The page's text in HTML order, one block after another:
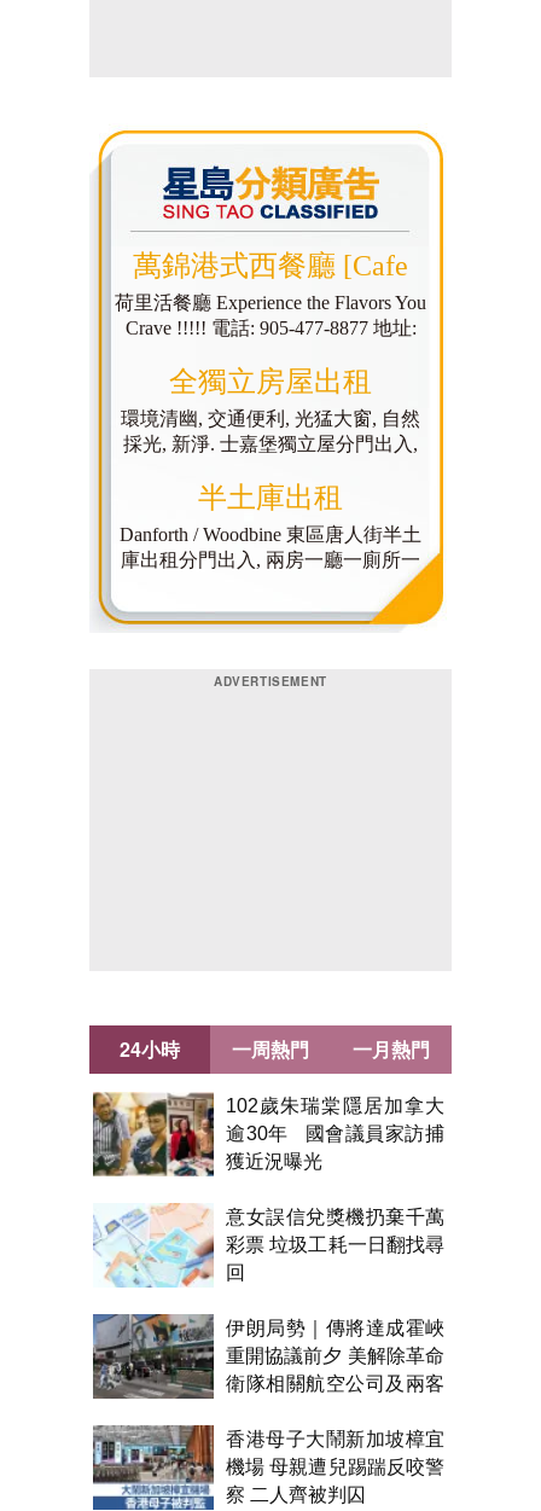
24小時
102歲朱瑞棠隱居加拿大
逾30年 國會議員家訪捕
獲近況曝光
意女誤信兌獎機扔棄千萬
彩票 垃圾工耗一日翻找尋
回
伊朗局勢｜傳將達成霍峽
重開協議前夕 美解除革命
衛隊相關航空公司及兩客
香港母子大鬧新加坡樟宜
機場 母親遭兒踢踹反咬警
察 二人齊被判囚
一周熱門 一月熱門